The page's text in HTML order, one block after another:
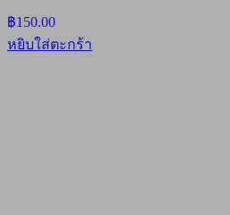
฿150.00
หยิบใส่ตะกร้า